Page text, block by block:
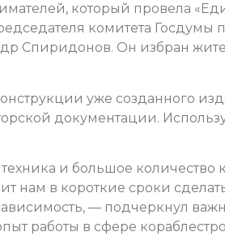
который провела
комитета Госдумы
Спиридонов. Он избран
уже созданного
документации.
и большое количество
нам в короткие сроки
— подчеркнул
работы в сфере